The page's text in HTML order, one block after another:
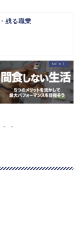
残る職業